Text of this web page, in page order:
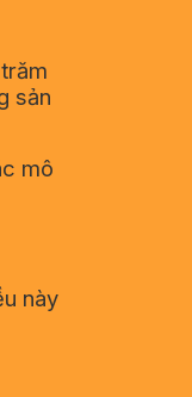
sản
mô
này